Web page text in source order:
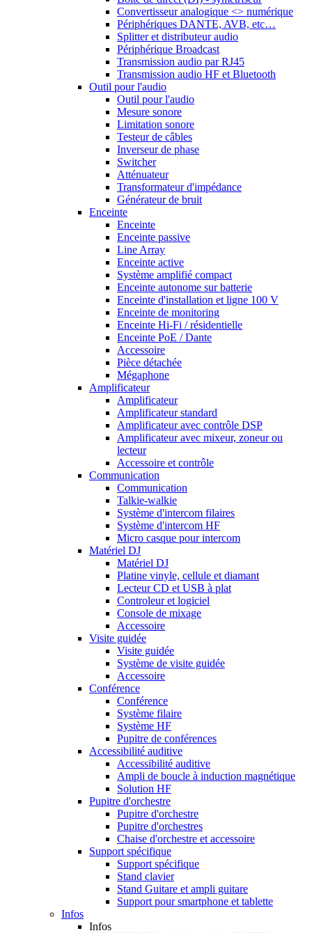
Convertisseur analogique <> numérique
Périphériques DANTE, AVB, etc…
Splitter et distributeur audio
Périphérique Broadcast
Transmission audio par RJ45
Transmission audio HF et Bluetooth
Outil pour l'audio
Outil pour l'audio
Mesure sonore
Limitation sonore
Testeur de câbles
Inverseur de phase
Switcher
Atténuateur
Transformateur d'impédance
Générateur de bruit
Enceinte
Enceinte
Enceinte passive
Line Array
Enceinte active
Système amplifié compact
Enceinte autonome sur batterie
Enceinte d'installation et ligne 100 V
Enceinte de monitoring
Enceinte Hi-Fi / résidentielle
Enceinte PoE / Dante
Accessoire
Pièce détachée
Mégaphone
Amplificateur
Amplificateur
Amplificateur standard
Amplificateur avec contrôle DSP
Amplificateur avec mixeur, zoneur ou
lecteur
Accessoire et contrôle
Communication
Communication
Talkie-walkie
Système d'intercom filaires
Système d'intercom HF
Micro casque pour intercom
Matériel DJ
Matériel DJ
Platine vinyle, cellule et diamant
Lecteur CD et USB à plat
Controleur et logiciel
Console de mixage
Accessoire
Visite guidée
Visite guidée
Système de visite guidée
Accessoire
Conférence
Conférence
Système filaire
Système HF
Pupitre de conférences
Accessibilité auditive
Accessibilité auditive
Ampli de boucle à induction magnétique
Solution HF
Pupitre d'orchestre
Pupitre d'orchestre
Pupitre d'orchestres
Chaise d'orchestre et accessoire
Support spécifique
Support spécifique
Stand clavier
Stand Guitare et ampli guitare
Support pour smartphone et tablette
Infos
Infos